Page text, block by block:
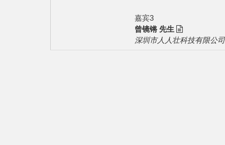
嘉宾3
曾镜锵 先生
深圳市人人壮科技有限公